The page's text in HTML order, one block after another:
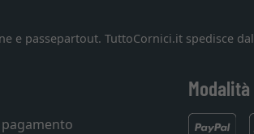
e passepartout. TuttoCornici.it spedisce